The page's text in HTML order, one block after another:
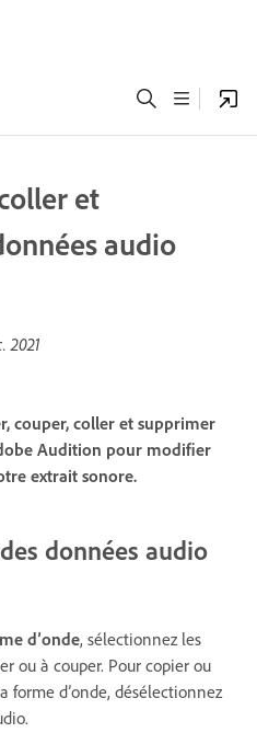
et
audio
2021
couper, coller et supprimer
Audition pour modifier
extrait sonore.
données audio
d’onde, sélectionnez les
ou à couper. Pour copier ou
forme d’onde, désélectionnez